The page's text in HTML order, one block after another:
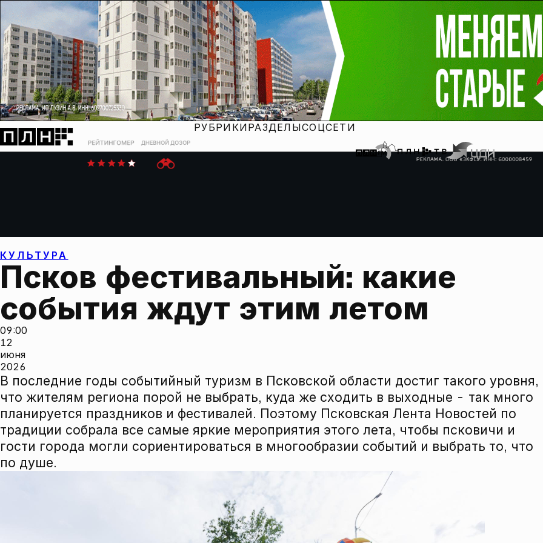
РУБРИКИРАЗДЕЛЫСОЦСЕТИ
КУЛЬТУРА
Псков фестивальный: какие
события ждут этим летом
09:00
12
июня
2026
В последние годы событийный туризм в Псковской области достиг такого уровня,
что жителям региона порой не выбрать, куда же сходить в выходные - так много
планируется праздников и фестивалей. Поэтому Псковская Лента Новостей по
традиции собрала все самые яркие мероприятия этого лета, чтобы псковичи и
гости города могли сориентироваться в многообразии событий и выбрать то, что
по душе.